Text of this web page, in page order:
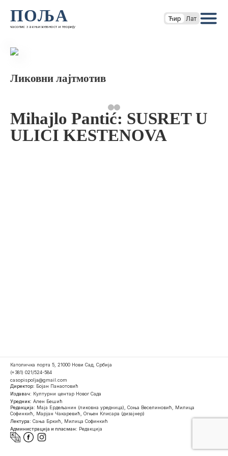
ПОЉА
часопис за књижевност и теорију
Ћир Лат
Ликовни лајтмотив
Mihajlo Pantić: SUSRET U
ULICI KESTENOVA
Католичка порта 5, 21000 Нови Сад, Србија
(+381) 021/524-584
casopispolja@gmail.com
Директор: Бојан Панаотовић
Издавач: Културни центар Новог Сада
Уредник: Ален Бешић
Редакција: Маја Ердељанин (ликовна уредница), Соња Веселиновић, Милица
Софинкић, Марјан Чакаревић, Огњен Клисара (дизајнер)
Лектура: Сања Бркић, Милица Софинкић
Администрација и пласман: Редакција